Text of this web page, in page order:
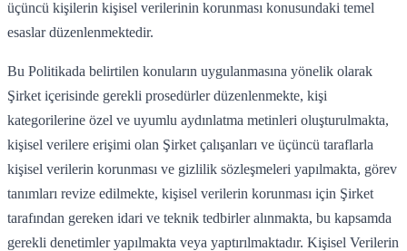
üçüncü kişilerin kişisel verilerinin korunması konusundaki temel
esaslar düzenlenmektedir.
Bu Politikada belirtilen konuların uygulanmasına yönelik olarak
Şirket içerisinde gerekli prosedürler düzenlenmekte, kişi
kategorilerine özel ve uyumlu aydınlatma metinleri oluşturulmakta,
kişisel verilere erişimi olan Şirket çalışanları ve üçüncü taraflarla
kişisel verilerin korunması ve gizlilik sözleşmeleri yapılmakta, görev
tanımları revize edilmekte, kişisel verilerin korunması için Şirket
tarafından gereken idari ve teknik tedbirler alınmakta, bu kapsamda
gerekli denetimler yapılmakta veya yaptırılmaktadır. Kişisel Verilerin